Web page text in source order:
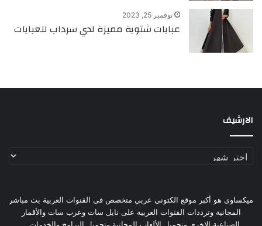
نوفمبر 25, 2023
عبايات شتوية مميزة لدي سرداب للعبايات
الارشيف
الارشيف
ميكساوى هو أكبر موقع الكتونى عربي متخصص فى القنوات العربية بث مباشر
المجانية وترددات القنوات العربية على نايل سات وعرب سات والأقمار